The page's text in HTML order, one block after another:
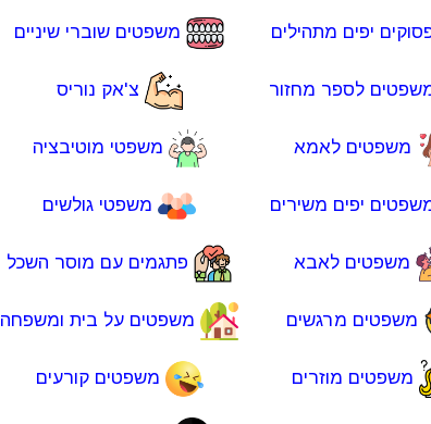
יפים מתהילים משפטים שוברי שיניים
לספר מחזור צ'אק נוריס
משפטים לאמא משפטי מוטיבציה
יפים משירים משפטי גולשים
משפטים לאבא פתגמים עם מוסר השכל
משפטים מרגשים משפטים על בית ומשפחה
משפטים מוזרים משפטים קורעים